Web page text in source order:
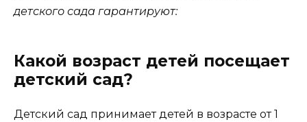
детского сада гарантируют:
Какой возраст детей посещает
детский сад?
Детский сад принимает детей в возрасте от 1